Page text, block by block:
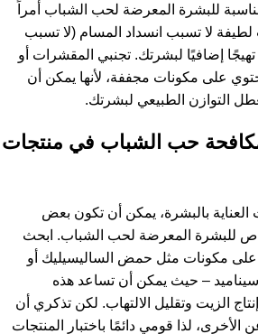
للبشرة المعرضة لحب الشباب أمراً
لا تسبب انسداد المسام (لا تسبب
إضافيًا لبشرتك. تجنبي المقشرات أو
على مكونات مجففة، لأنها يمكن أن
التوازن الطبيعي لبشرتك.
مكافحة حب الشباب في منتجات
العناية بالبشرة، يمكن أن تكون بعض
للبشرة المعرضة لحب الشباب. ابحث
على مكونات مثل حمض الساليسيليك أو
– حيث يمكن أن تساعد هذه
الزيت وتقليل الالتهاب. لكن تذكري أن
لذا قومي دائمًا باختبار المنتجات